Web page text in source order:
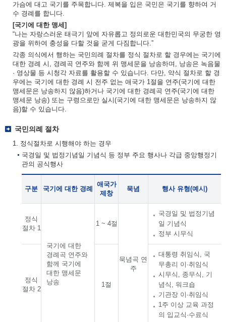
가슴에 대고 국기를 주목합니다. 제복을 입은 국민은 국기를 향하여 거
수 경례를 합니다.
[국기에 대한 맹세]
“나는 자랑스러운 태극기 앞에 자유롭고 정의로운 대한민국의 무궁한 영
광을 위하여 충성을 다할 것을 굳게 다짐합니다.”
각종 의식에서 행하는 국민의례 절차를 정식 절차로 할 경우에는 국기에
대한 경례 시, 경례곡 연주와 함께 위 맹세문을 낭송하며, 낭송은 녹음물
· 영상물 등 시청각 자료를 활용할 수 있습니다. 다만, 약식 절차로 할 경
우에는 국기에 대한 경례 시 전주 없는 애국가 1절을 연주(국기에 대한
맹세문은 낭송하지 않음)하거나 국기에 대한 경례곡 연주(국기에 대한
맹세문 낭송) 또는 구령으로만 실시(국기에 대한 맹세문은 낭송하지 않
음)할 수 있습니다.
국민의례 절차
1. 정식절차로 시행해야 하는 경우
국경일 및 법정기념일 기념식 등 정부 주요 행사나 각급 중앙행정기
관의 공식행사
구분 국기에 대한 경례
애국가
제창
묵념 행사 유형(예시)
정식
절차 1
국기에 대한
경례곡 연주와
함께 국기에
대한 맹세문
낭송
1 ~ 4절
묵념곡 연
주
국경일 및 법정기념
일 기념식
정부 시무식
정식
절차 2
1절
대통령 취임식, 국
무총리 이·취임식
시무식, 종무식, 기
념식, 워크숍
기관장 이·취임식
1주 이상 교육 과정
의 입교식·수료식